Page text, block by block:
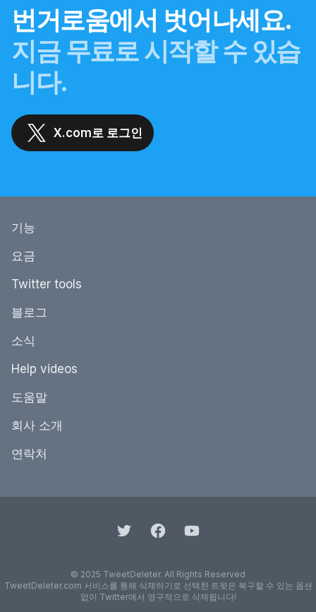
번거로움에서 벗어나세요.
지금 무료로 시작할 수 있습
니다.
X.com로 로그인
기능
요금
Twitter tools
블로그
소식
Help videos
도움말
회사 소개
연락처
© 2025 TweetDeleter. All Rights Reserved
TweetDeleter.com 서비스를 통해 삭제하기로 선택한 트윗은 복구할 수 있는 옵션
없이 Twitter에서 영구적으로 삭제됩니다!